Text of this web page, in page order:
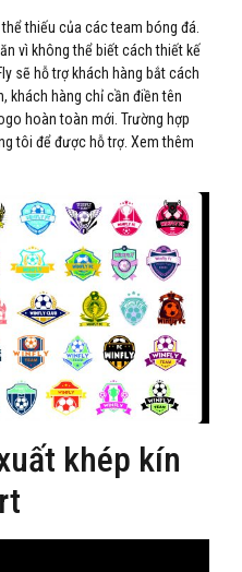
thiếu của các team bóng đá.
vì không thể biết cách thiết kế
sẽ hỗ trợ khách hàng bắt cách
khách hàng chỉ cần điền tên
hoàn toàn mới. Trường hợp
tôi để được hỗ trợ. Xem thêm
khép kín